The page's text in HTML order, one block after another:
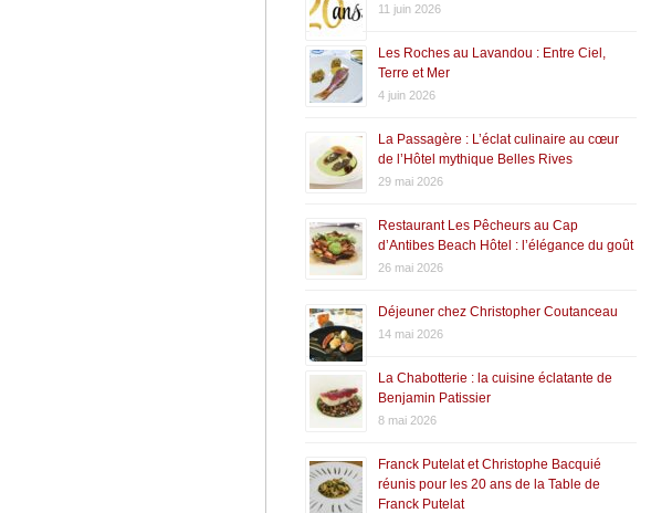
11 juin 2026
Les Roches au Lavandou : Entre Ciel,
Terre et Mer
4 juin 2026
La Passagère : L’éclat culinaire au cœur
de l’Hôtel mythique Belles Rives
29 mai 2026
Restaurant Les Pêcheurs au Cap
d’Antibes Beach Hôtel : l’élégance du goût
26 mai 2026
Déjeuner chez Christopher Coutanceau
14 mai 2026
La Chabotterie : la cuisine éclatante de
Benjamin Patissier
8 mai 2026
Franck Putelat et Christophe Bacquié
réunis pour les 20 ans de la Table de
Franck Putelat